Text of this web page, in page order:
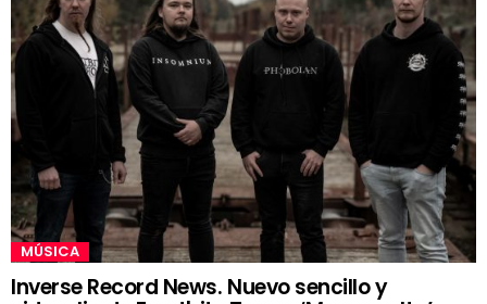
MÚSICA
Inverse Record News. Nuevo sencillo y